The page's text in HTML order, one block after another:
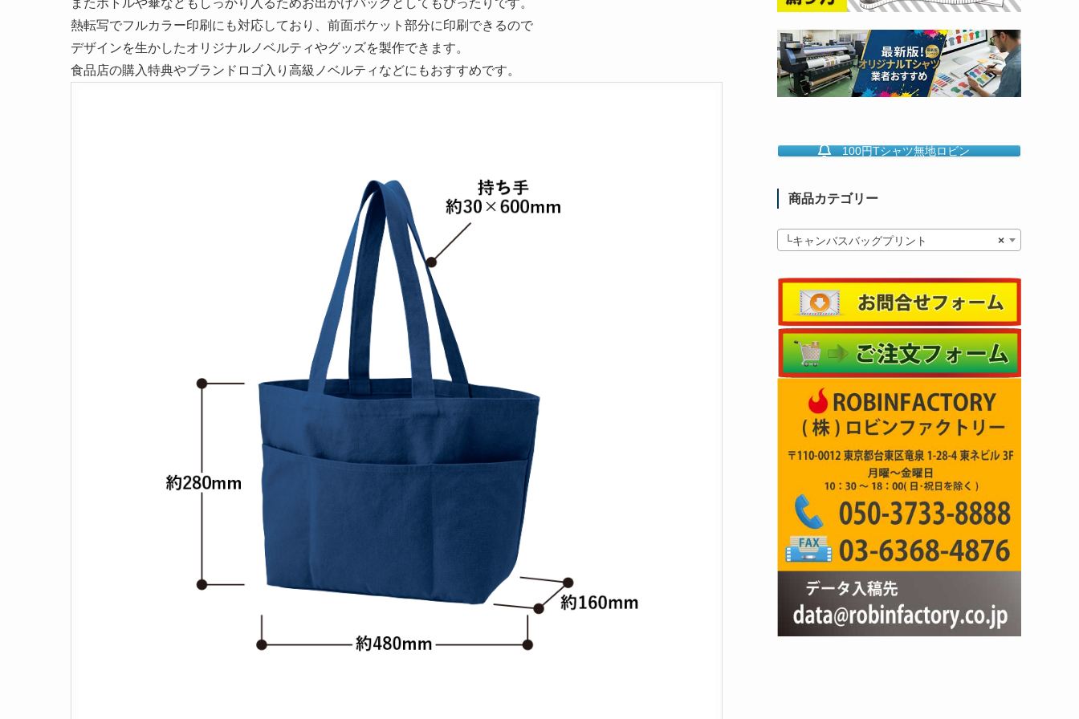
熱転写でフルカラー印刷にも対応しており、前面ポケット部分に印刷できるので
デザインを生かしたオリジナルノベルティやグッズを製作できます。
食品店の購入特典やブランドロゴ入り高級ノベルティなどにもおすすめです。
100円Tシャツ無地ロビン
商品カテゴリー
×
└キャンバスバッグプリント